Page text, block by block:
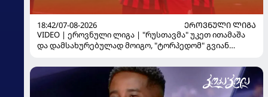
18:42/07-08-2026
ᲔᲠᲝᲕᲜᲣᲚᲘ ᲚᲘᲒᲐ
VIDEO | ეროვნული ლიგა | "რუსთავმა" უკეთ ითამაშა
და დამსახურებულად მოიგო, "ტორპედომ" გვიან